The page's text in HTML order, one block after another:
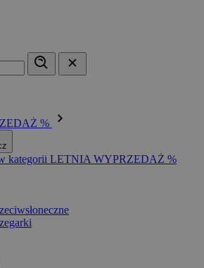
%
kategorii LETNIA WYPRZEDAŻ %